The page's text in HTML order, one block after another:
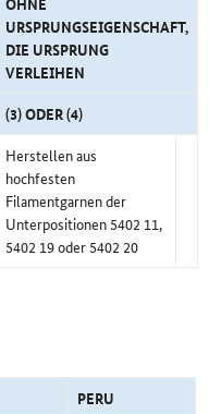
URSPRUNGSEIGENSCHAFT,
DIE URSPRUNG
VERLEIHEN
(3) ODER (4)
Herstellen aus
hochfesten
Filamentgarnen der
Unterpositionen 5402 11,
5402 19 oder 5402 20
PERU